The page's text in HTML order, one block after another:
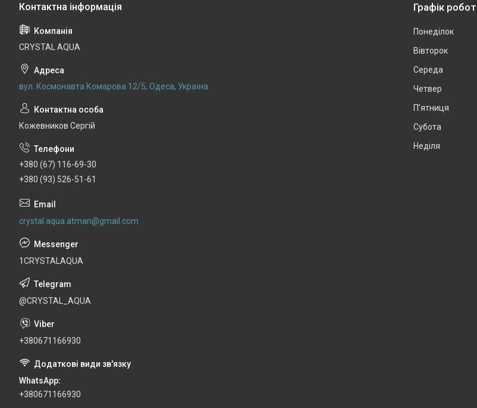
CRYSTAL AQUA
вул. Космонавта Комарова 12/5, Одеса, Україна
Кожевников Сергій
+380 (67) 116-69-30
+380 (93) 526-51-61
crystal.aqua.atman@gmail.com
1CRYSTALAQUA
@CRYSTAL_AQUA
+380671166930
WhatsApp
+380671166930
Графік
Понеділок
Вівторок
Середа
Четвер
Пʼятниця
Субота
Неділя